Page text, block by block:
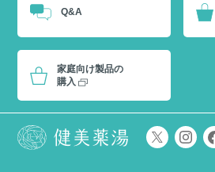
Q&A
家庭向け製品の
購入